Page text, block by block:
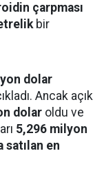
çarpması
bir
dolar
Ancak açık
dolar oldu ve
5,296 milyon
satılan en